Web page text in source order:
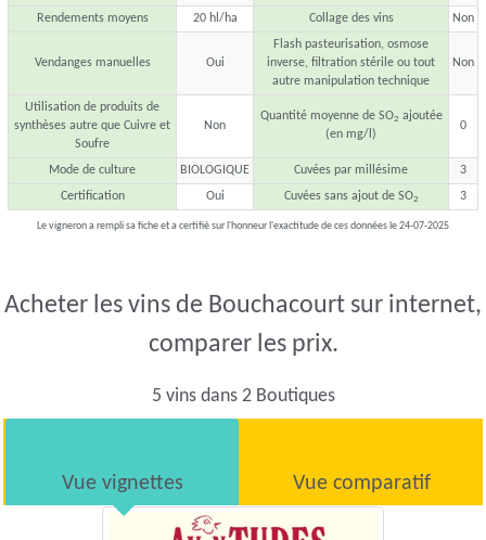
Rendements moyens
20 hl/ha Collage des vins Non
Vendanges manuelles Oui
Flash pasteurisation, osmose
inverse, filtration stérile ou tout
autre manipulation technique
Non
Utilisation de produits de
synthèses autre que Cuivre et
Soufre
Non
Quantité moyenne de SO2 ajoutée
(en mg/l)
0
Mode de culture BIOLOGIQUE Cuvées par millésime
3
Certification
Oui Cuvées sans ajout de SO2 3
Le vigneron a rempli sa fiche et a certifié sur l'honneur l'exactitude de ces données le 24-07-2025
Acheter les vins de Bouchacourt sur internet,
comparer les prix.
5 vins dans 2 Boutiques
Vue vignettes Vue comparatif